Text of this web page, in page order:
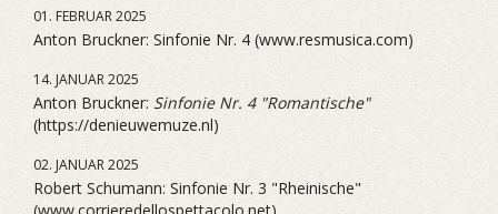
01. FEBRUAR 2025
Anton Bruckner: Sinfonie Nr. 4 (www.resmusica.com)
14. JANUAR 2025
Anton Bruckner: Sinfonie Nr. 4 "Romantische"
(https://denieuwemuze.nl)
02. JANUAR 2025
Robert Schumann: Sinfonie Nr. 3 "Rheinische"